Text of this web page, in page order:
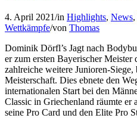
4. April 2021/in Highlights, News,
Wettkämpfe/von Thomas
Dominik Dörfl’s Jagt nach
er zum ersten Bayerischer
zahlreiche weitere Junioren-
Meisterschaft. Dies ebnete den
internationalen Start bei den
Classic in Griechenland räumte er
seine Pro Card und den Elite Pro